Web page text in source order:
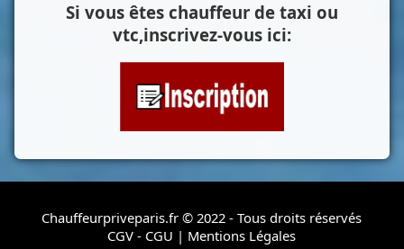
Si vous êtes chauffeur de taxi ou
vtc,inscrivez-vous ici:
Chauffeurpriveparis.fr © 2022 - Tous droits réservés
CGV - CGU | Mentions Légales